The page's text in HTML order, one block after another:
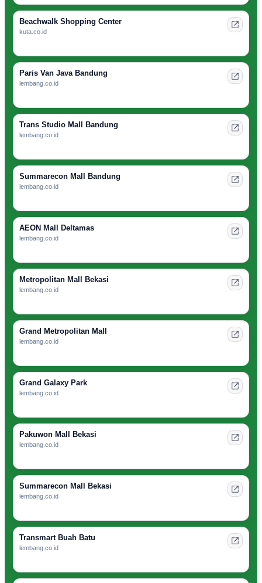
Beachwalk Shopping Center
kuta.co.id
Paris Van Java Bandung
lembang.co.id
Trans Studio Mall Bandung
lembang.co.id
Summarecon Mall Bandung
lembang.co.id
AEON Mall Deltamas
lembang.co.id
Metropolitan Mall Bekasi
lembang.co.id
Grand Metropolitan Mall
lembang.co.id
Grand Galaxy Park
lembang.co.id
Pakuwon Mall Bekasi
lembang.co.id
Summarecon Mall Bekasi
lembang.co.id
Transmart Buah Batu
lembang.co.id